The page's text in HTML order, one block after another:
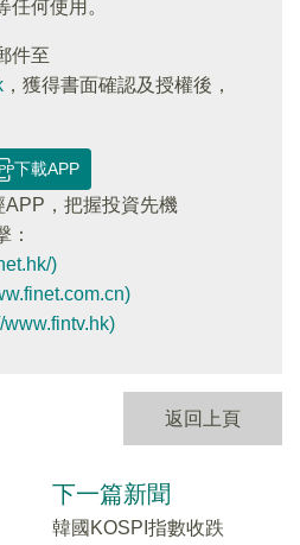
任何使用。
件至
，獲得書面確認及授權後，
下載APP
APP，把握投資先機
：
)
www.fintv.hk)
返回上頁
下一篇新聞
韓國KOSPI指數收跌